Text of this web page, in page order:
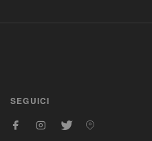
SEGUICI